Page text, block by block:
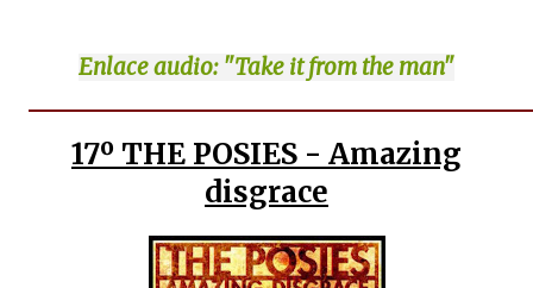
Enlaceaudio: "Take it from the man"
17º THE POSIES - Amazing
disgrace